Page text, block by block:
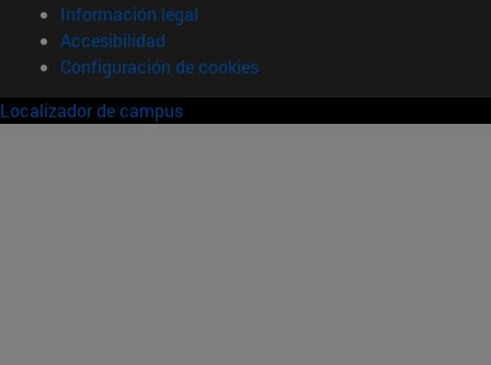
Información legal
Accesibilidad
Configuración de cookies
Localizador de campus